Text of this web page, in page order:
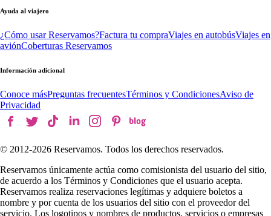
Ayuda al viajero
¿Cómo usar Reservamos?Factura tu compraViajes en autobúsViajes en
aviónCoberturas Reservamos
Información adicional
Conoce másPreguntas frecuentesTérminos y CondicionesAviso de
Privacidad
© 2012-2026 Reservamos. Todos los derechos reservados.
Reservamos únicamente actúa como comisionista del usuario del sitio,
de acuerdo a los Términos y Condiciones que el usuario acepta.
Reservamos realiza reservaciones legítimas y adquiere boletos a
nombre y por cuenta de los usuarios del sitio con el proveedor del
servicio. Los logotipos y nombres de productos, servicios o empresas